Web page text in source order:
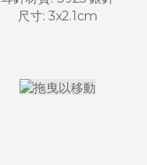
尺寸: 3x2.1cm